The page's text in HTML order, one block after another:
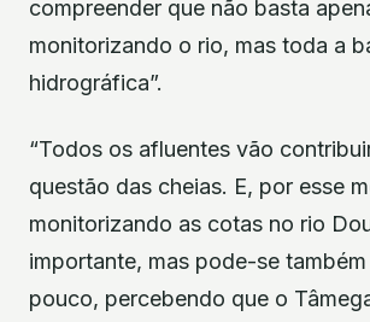
compreender que não basta
monitorizando o rio, mas toda a
hidrográfica”.
“Todos os afluentes vão
questão das cheias. E, por esse
monitorizando as cotas no rio
importante, mas pode-se
pouco, percebendo que o